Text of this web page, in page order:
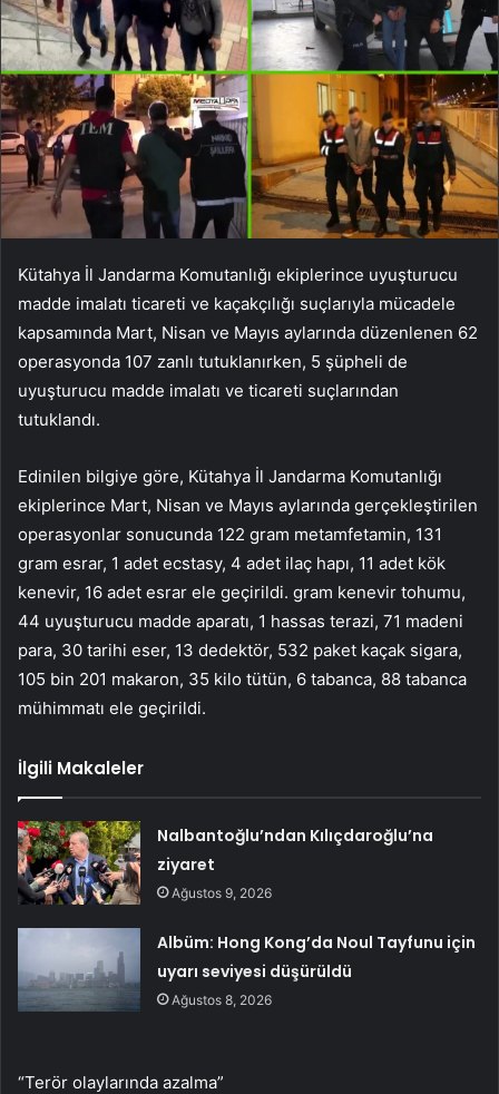
Kütahya İl Jandarma Komutanlığı ekiplerince uyuşturucu
madde imalatı ticareti ve kaçakçılığı suçlarıyla mücadele
kapsamında Mart, Nisan ve Mayıs aylarında düzenlenen 62
operasyonda 107 zanlı tutuklanırken, 5 şüpheli de
uyuşturucu madde imalatı ve ticareti suçlarından
tutuklandı.
Edinilen bilgiye göre, Kütahya İl Jandarma Komutanlığı
ekiplerince Mart, Nisan ve Mayıs aylarında gerçekleştirilen
operasyonlar sonucunda 122 gram metamfetamin, 131
gram esrar, 1 adet ecstasy, 4 adet ilaç hapı, 11 adet kök
kenevir, 16 adet esrar ele geçirildi. gram kenevir tohumu,
44 uyuşturucu madde aparatı, 1 hassas terazi, 71 madeni
para, 30 tarihi eser, 13 dedektör, 532 paket kaçak sigara,
105 bin 201 makaron, 35 kilo tütün, 6 tabanca, 88 tabanca
mühimmatı ele geçirildi.
İlgili Makaleler
Nalbantoğlu’ndan Kılıçdaroğlu’na
ziyaret
Ağustos 9, 2026
Albüm: Hong Kong’da Noul Tayfunu için
uyarı seviyesi düşürüldü
Ağustos 8, 2026
“Terör olaylarında azalma”